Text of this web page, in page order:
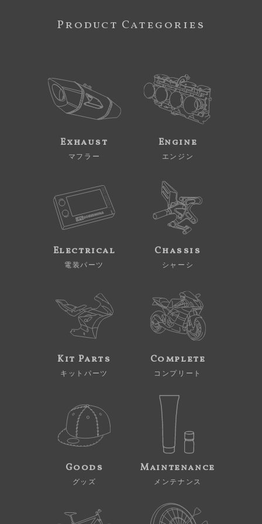
Product Categories
Exhaust
マフラー
Engine
エンジン
Electrical
電装パーツ
Chassis
シャーシ
Kit Parts
キットパーツ
Complete
コンプリート
Goods
グッズ
Maintenance
メンテナンス